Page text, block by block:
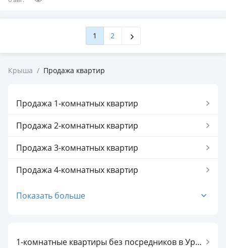
1 2
Крыша / Продажа квартир
Продажа 1-комнатных квартир
Продажа 2-комнатных квартир
Продажа 3-комнатных квартир
Продажа 4-комнатных квартир
Продажа 5-комнатных квартир
Продажа 2-комнатных квартир в Уральске
Показать больше
1-комнатные квартиры без посредников в Уральске